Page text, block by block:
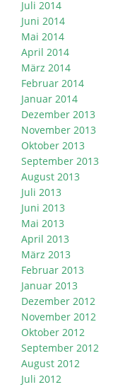
Juli 2014
Juni 2014
Mai 2014
April 2014
März 2014
Februar 2014
Januar 2014
Dezember 2013
November 2013
Oktober 2013
September 2013
August 2013
Juli 2013
Juni 2013
Mai 2013
April 2013
März 2013
Februar 2013
Januar 2013
Dezember 2012
November 2012
Oktober 2012
September 2012
August 2012
Juli 2012